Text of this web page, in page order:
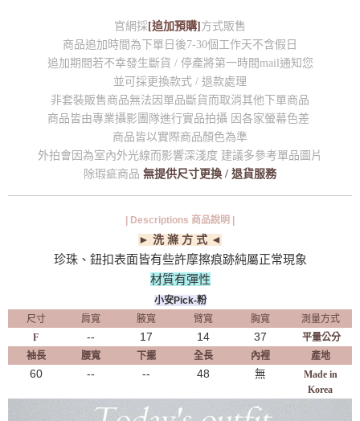
官網採 [追加預購] 方式販售
商品追加時間為下單日後7-30個工作天不含假日
追加期間若不幸發生斷貨 / 停產將第一時間mail通知您
並可採更換款式 / 退款處理
非套裝販售商品無法因單品斷貨而取消其他下單商品
商品皆由專業攝影團隊進行實品拍攝 因各家螢幕色差
商品皆以實際商品顏色為準
外拍會因為室內外光線而影響深淺度 建議多參考單品圖片
除瑕疵商品 無提供尺寸更換 / 退貨服務
| Descriptions 商品說明 |
► 洗 滌 方 式 ◄
珍珠、鈕扣表面皆有些許摩擦痕跡純屬正常現象
材質有彈性
小安Pick-粉
尺寸
肩寬 腋寬 臂寬 胸寬
測量方式
F
-- 17 14 37
平量公分
袖長
腰寬 下擺 全長 內裡 產地
60 -- -- 48 無
Made in
Korea